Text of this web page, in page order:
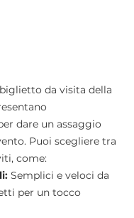
da visita della
dare un assaggio
Puoi scegliere tra
come:
Semplici e veloci da
per un tocco